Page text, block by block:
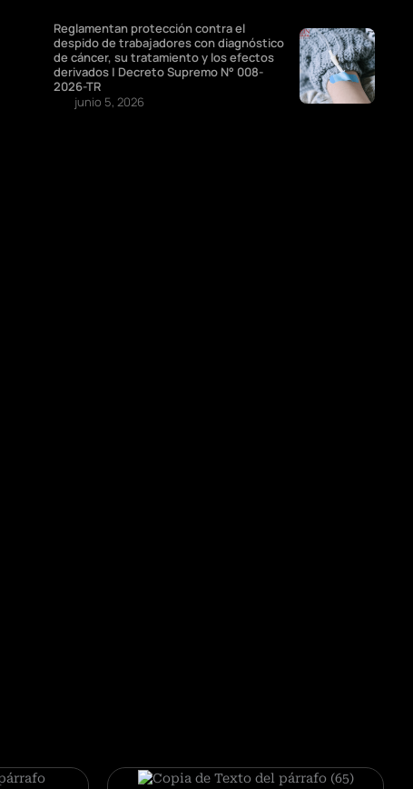
Reglamentan protección contra el
despido de trabajadores con diagnóstico
de cáncer, su tratamiento y los efectos
derivados | Decreto Supremo N° 008-
2026-TR
junio 5, 2026